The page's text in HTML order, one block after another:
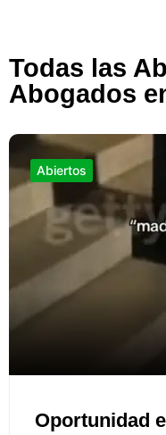
Todas las
Abogados
Abiertos
Oportunidad